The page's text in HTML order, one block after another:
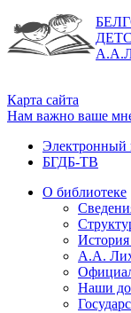
Карта сайта
Нам важно ваше
Электронный
БГДБ-ТВ
О библиотеке
А.А.
Наши